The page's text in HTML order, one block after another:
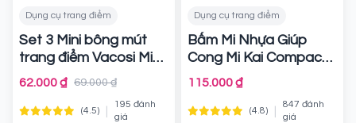
Dụng cụ trang điểm
Set 3 Mini bông mút
trang điểm Vacosi Mini
Blender
Chính hãng
62.000 ₫ 69.000 ₫
(4.5)
195 đánh
giá
Dụng cụ trang điểm
Bấm Mi Nhựa Giúp
Cong Mi Kai Compact
Eyelash Curler
115.000 ₫
(4.8)
847 đánh
giá